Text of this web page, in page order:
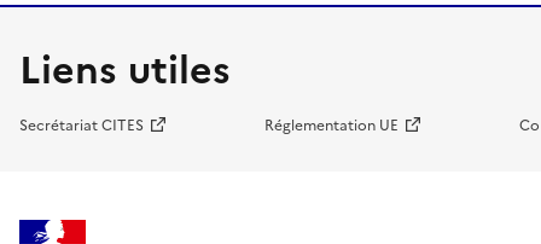
Liens utiles
Secrétariat CITES Réglementation UE